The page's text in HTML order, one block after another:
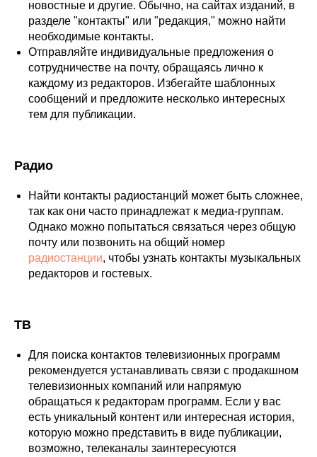
новостные и другие. Обычно, на сайтах изданий, в
разделе "контакты" или "редакция," можно найти
необходимые контакты.
Отправляйте индивидуальные предложения о
сотрудничестве на почту, обращаясь лично к
каждому из редакторов. Избегайте шаблонных
сообщений и предложите несколько интересных
тем для публикации.
Радио
Найти контакты радиостанций может быть сложнее,
так как они часто принадлежат к медиа-группам.
Однако можно попытаться связаться через общую
почту или позвонить на общий номер
радиостанции, чтобы узнать контакты музыкальных
редакторов и гостевых.
ТВ
Для поиска контактов телевизионных программ
рекомендуется устанавливать связи с продакшном
телевизионных компаний или напрямую
обращаться к редакторам программ. Если у вас
есть уникальный контент или интересная история,
которую можно представить в виде публикации,
возможно, телеканалы заинтересуются